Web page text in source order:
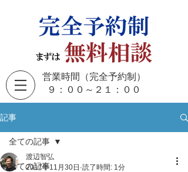
営業時間（完全予約制）
​９：００～２１：００
記事
全ての記事
全ての記事
渡辺智弘
2017年11月30日 読了時間: 1分